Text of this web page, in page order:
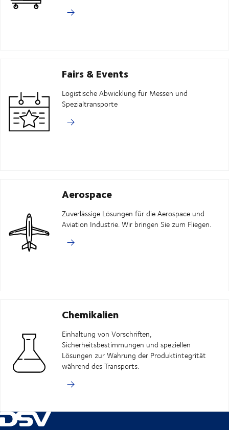
Fairs & Events
Logistische Abwicklung für Messen und
Spezialtransporte
Aerospace
Zuverlässige Lösungen für die Aerospace und
Aviation Industrie. Wir bringen Sie zum Fliegen.
Chemikalien
Einhaltung von Vorschriften,
Sicherheitsbestimmungen und speziellen
Lösungen zur Wahrung der Produktintegrität
während des Transports.